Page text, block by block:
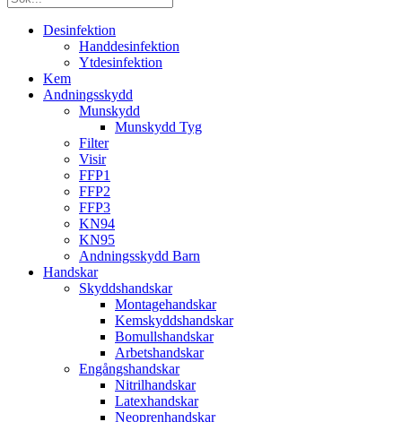
Desinfektion
Handdesinfektion
Ytdesinfektion
Kem
Andningsskydd
Munskydd
Munskydd Tyg
Filter
Visir
FFP1
FFP2
FFP3
KN94
KN95
Andningsskydd Barn
Handskar
Skyddshandskar
Montagehandskar
Kemskyddshandskar
Bomullshandskar
Arbetshandskar
Engångshandskar
Nitrilhandskar
Latexhandskar
Neoprenhandskar